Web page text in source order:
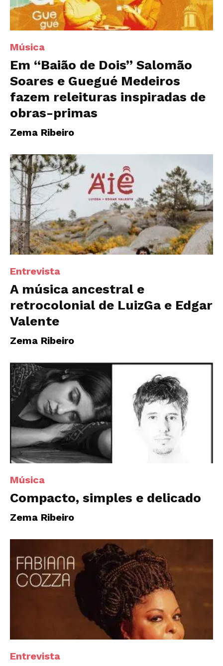
Música
Em “Baião de Dois” Salomão
Soares e Guegué Medeiros
fazem releituras inspiradas de
obras-primas
Zema Ribeiro
Entrevista
A música ancestral e
retrocolonial de LuizGa e Edgar
Valente
Zema Ribeiro
Música
Compacto, simples e delicado
Zema Ribeiro
Entrevista